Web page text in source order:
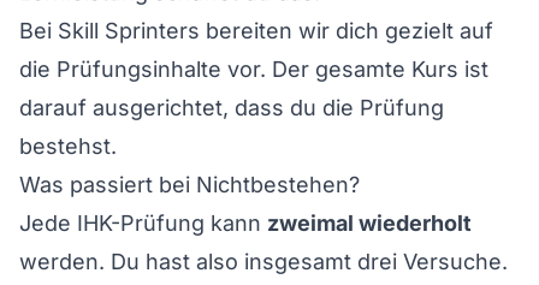
Bei Skill Sprinters bereiten wir dich gezielt auf
die Prüfungsinhalte vor. Der gesamte Kurs ist
darauf ausgerichtet, dass du die Prüfung
bestehst.
Was passiert bei Nichtbestehen?
Jede IHK-Prüfung kann zweimal wiederholt
werden. Du hast also insgesamt drei Versuche.